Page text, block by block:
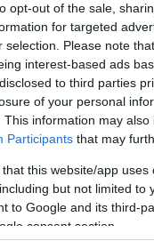
opt-out of the sale,
for targeted
selection. Please note
interest-based ads
to third parties
of your personal
This information may
Participants that may
that this website/app
but not limited to
to Google and its third-
consent section.
Galluraèmeta
collocazione
i
5mila abitanti, si
turistico-
degli abitanti
, l’attuale
creando
nel fine